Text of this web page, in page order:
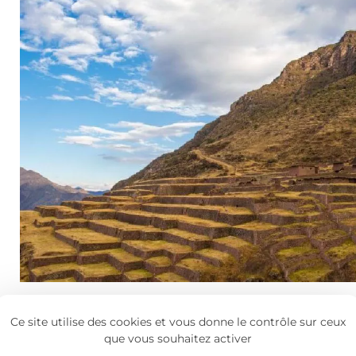
Ce site utilise des cookies et vous donne le contrôle sur ceux
que vous souhaitez activer